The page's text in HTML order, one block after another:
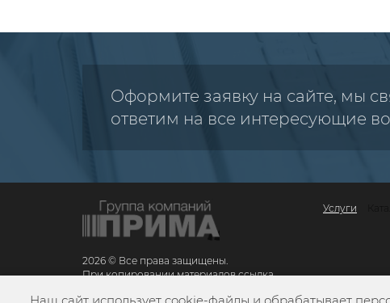
Оформите заявку на сайте, мы
ответим на все интересующие
2026 © Все права защищены.
При копировании материалов ссылка
Услуги